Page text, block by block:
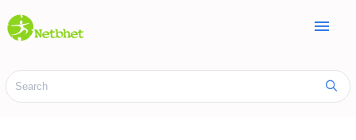
menu